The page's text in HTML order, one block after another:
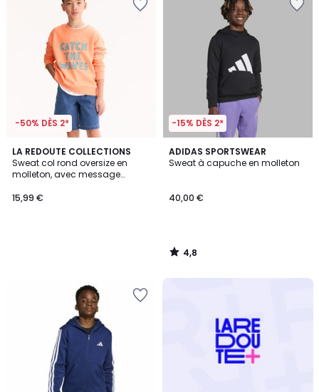
-50% DÈS 2*
LA REDOUTE COLLECTIONS
Sweat col rond oversize en
molleton, avec message
15,99 €
-15% DÈS 2*
ADIDAS SPORTSWEAR
Sweat à capuche en molleton
40,00 €
4,8
/ 5
4,8
/